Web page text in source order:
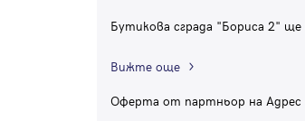
Бутикова сграда "Бориса 2" ще
Вижте още
Оферта от партньор на Адрес